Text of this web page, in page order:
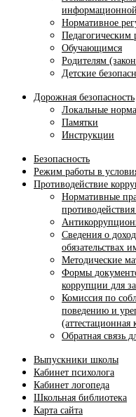
Нормативное
Педагогическим
Обучающимся
Родителям
Детские
Дорожная безопасность
Локальные
Памятки
Инструкции
Безопасность
Режим работы в
Противодействие
Нормативные
Сведения о
обязательствах
Методические
Формы
коррупции для
Комиссия по
поведению и
(аттестационная
Обратная связь
Выпускники школы
Кабинет психолога
Кабинет логопеда
Школьная библиотека
Карта сайта